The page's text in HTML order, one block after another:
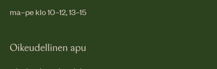
ma–pe klo 10–12, 13–15
Oikeudellinen apu